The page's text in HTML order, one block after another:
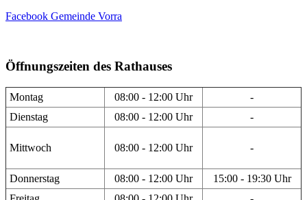
Facebook Gemeinde Vorra
Öffnungszeiten des Rathauses
Montag 08:00 - 12:00 Uhr
-
Dienstag
08:00 - 12:00 Uhr -
Mittwoch 08:00 - 12:00 Uhr -
Donnerstag 08:00 - 12:00 Uhr
15:00 - 19:30 Uhr